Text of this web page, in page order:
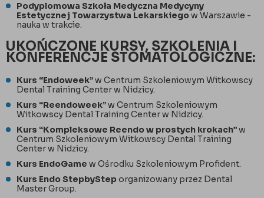
Podyplomowa Szkoła Medyczna Medycyny
Estetycznej Towarzystwa Lekarskiegow Warszawie -
nauka w trakcie.
UKOŃCZONE KURSY, SZKOLENIA I
KONFERENCJE STOMATOLOGICZNE:
Kurs “Endoweek”w Centrum Szkoleniowym Witkowscy
Dental Training Center w Nidzicy.
Kurs “Reendoweek”w Centrum Szkoleniowym
Witkowscy Dental Training Center w Nidzicy.
Kurs “Kompleksowe Reendo w prostych krokach”w
Centrum Szkoleniowym Witkowscy Dental Training
Center w Nidzicy.
Kurs EndoGame w Ośrodku Szkoleniowym Profident.
Kurs Endo StepbySteporganizowany przez Dental
Master Group.